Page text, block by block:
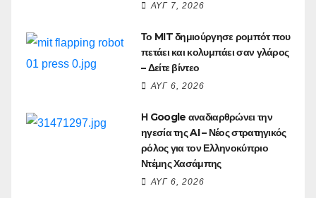
ΑΥΓ 7, 2026
Το MIT δημιούργησε ρομπότ που
πετάει και κολυμπάει σαν γλάρος
– Δείτε βίντεο
ΑΥΓ 6, 2026
Η Google αναδιαρθρώνει την
ηγεσία της AI – Νέος στρατηγικός
ρόλος για τον Ελληνοκύπριο
Ντέμης Χασάμπης
ΑΥΓ 6, 2026